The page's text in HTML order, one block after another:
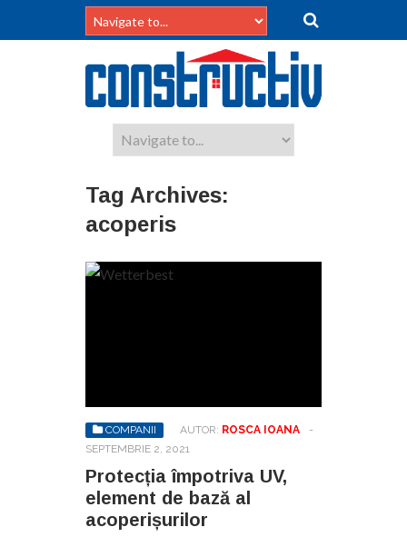
Tag Archives:
acoperis
COMPANII AUTOR: ROSCA IOANA
-
SEPTEMBRIE 2, 2021
Protecția împotriva UV,
element de bază al
acoperișurilor